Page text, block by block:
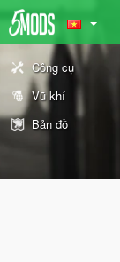
Công cụ
Vũ khí
Bản đồ